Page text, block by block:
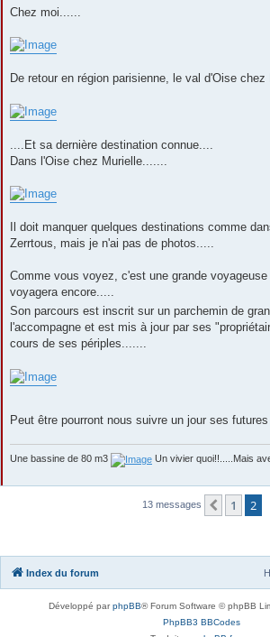
Chez moi......
De retour en région parisienne, le val d'Oise chez
....Et sa dernière destination connue....
Dans l'Oise chez Murielle.......
Il doit manquer quelques destinations comme
Zerrtous, mais je n'ai pas de photos.....
Comme vous voyez, c'est une grande
voyagera encore.....
Son parcours est inscrit sur un parchemin de
l'accompagne et est mis à jour par ses
cours de ses périples.......
Peut être pourront nous suivre un jour ses
Une bassine de 80 m3 Un vivier quoi!!.....Mais
13 messages 1
2
Index du forum
Développé parphpBB® Forum Software © phpBB
PhpBB3 BBCodes